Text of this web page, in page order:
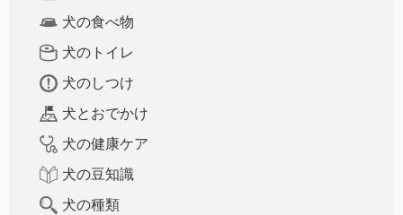
犬の食べ物
犬のトイレ
犬のしつけ
犬とおでかけ
犬の健康ケア
犬の豆知識
犬の種類